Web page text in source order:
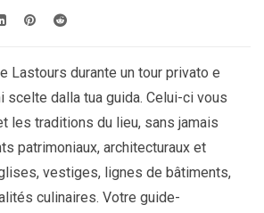
Lastours durante un tour privato e
dalla tua guida. Celui-ci vous
les traditions du lieu, sans jamais
patrimoniaux, architecturaux et
vestiges, lignes de bâtiments,
culinaires. Votre guide-